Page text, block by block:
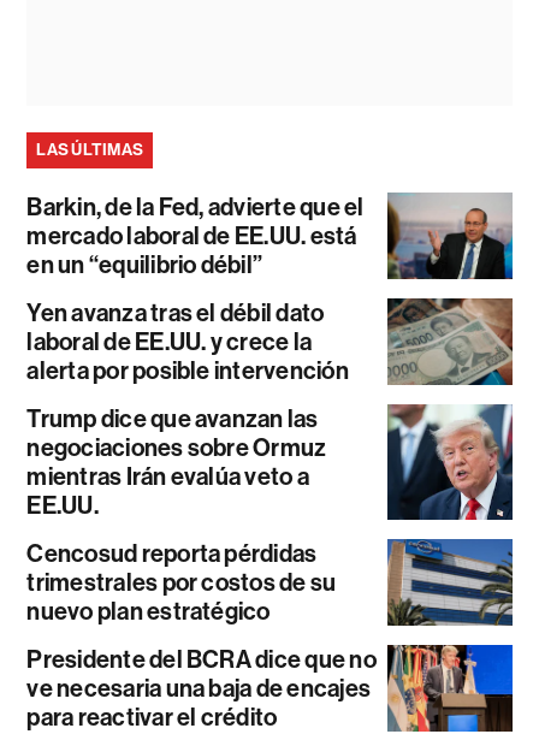
LAS ÚLTIMAS
Barkin, de la Fed, advierte que el
mercado laboral de EE.UU. está
en un “equilibrio débil”
Yen avanza tras el débil dato
laboral de EE.UU. y crece la
alerta por posible intervención
Trump dice que avanzan las
negociaciones sobre Ormuz
mientras Irán evalúa veto a
EE.UU.
Cencosud reporta pérdidas
trimestrales por costos de su
nuevo plan estratégico
Presidente del BCRA dice que no
ve necesaria una baja de encajes
para reactivar el crédito